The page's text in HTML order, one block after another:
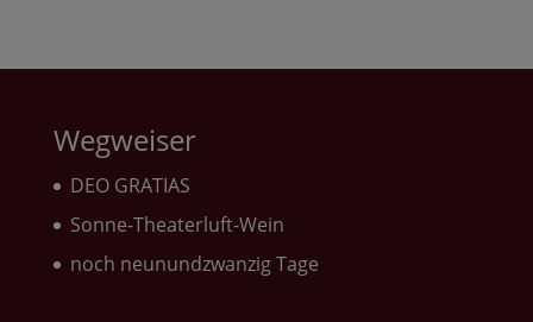
Wegweiser
DEO GRATIAS
Sonne-Theaterluft-Wein
noch neunundzwanzig Tage